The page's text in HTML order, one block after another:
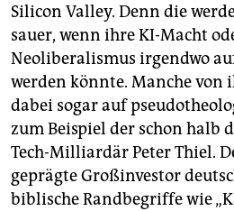
Silicon Valley. Denn die
sauer, wenn ihre KI-Macht
Neoliberalismus irgendwo
werden könnte. Manche von
dabei sogar auf
zum Beispiel der schon halb
Tech-Milliardär Peter Thiel.
geprägte Großinvestor
biblische Randbegriffe wie